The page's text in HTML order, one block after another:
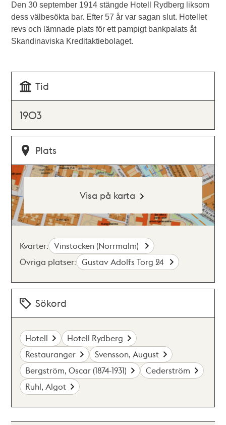
Den 30 september 1914 stängde Hotell Rydberg liksom
dess välbesökta bar. Efter 57 år var sagan slut. Hotellet
revs och lämnade plats för ett pampigt bankpalats åt
Skandinaviska Kreditaktiebolaget.
Tid
1903
Plats
Visa på karta
Kvarter: Vinstocken (Norrmalm)
Övriga platser: Gustav Adolfs Torg 24
Sökord
Hotell
Hotell Rydberg
Restauranger
Svensson, August
Bergström, Oscar (1874-1931)
Cederström
Ruhl, Algot